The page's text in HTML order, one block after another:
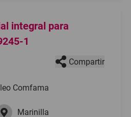
integral para
1
Compartir
Comfama
Marinilla